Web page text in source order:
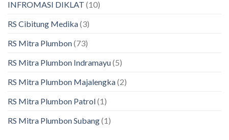
INFROMASI DIKLAT (10)
RS Cibitung Medika(3)
RS Mitra Plumbon(73)
RS Mitra Plumbon Indramayu(5)
RS Mitra Plumbon Majalengka(2)
RS Mitra Plumbon Patrol(1)
RS Mitra Plumbon Subang(1)